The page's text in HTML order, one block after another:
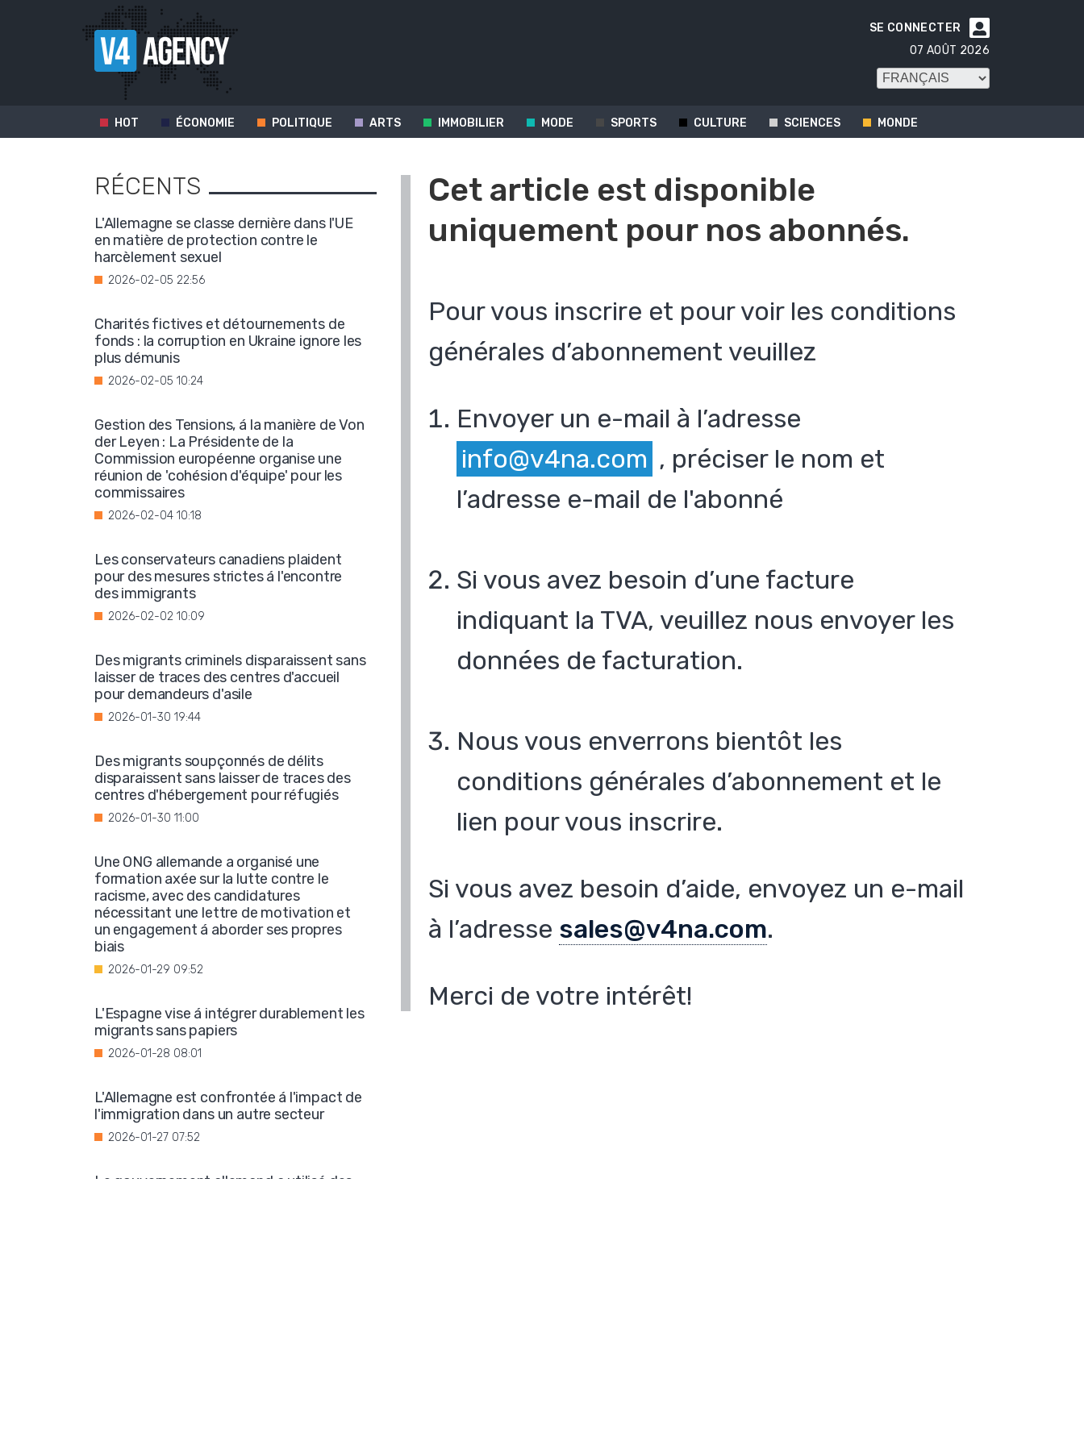

SE CONNECTER
07 AOÛT 2026
HOT ÉCONOMIE POLITIQUE ARTS IMMOBILIER MODE SPORTS CULTURE SCIENCES MONDE
Cet article est disponible
uniquement pour nos abonnés.
Pour vous inscrire et pour voir les conditions
générales d’abonnement veuillez
Envoyer un e-mail à l’adresse
info@v4na.com , préciser le nom et
l’adresse e-mail de l'abonné
Si vous avez besoin d’une facture
indiquant la TVA, veuillez nous envoyer les
données de facturation.
Nous vous enverrons bientôt les
conditions générales d’abonnement et le
lien pour vous inscrire.
Si vous avez besoin d’aide, envoyez un e-mail
à l’adresse sales@v4na.com.
Merci de votre intérêt!
RÉCENTS
L'Allemagne se classe dernière dans l'UE
en matière de protection contre le
harcèlement sexuel
2026-02-05 22:56
Charités fictives et détournements de
fonds : la corruption en Ukraine ignore les
plus démunis
2026-02-05 10:24
Gestion des Tensions, á la manière de Von
der Leyen : La Présidente de la
Commission européenne organise une
réunion de 'cohésion d'équipe' pour les
commissaires
2026-02-04 10:18
Les conservateurs canadiens plaident
pour des mesures strictes á l'encontre
des immigrants
2026-02-02 10:09
Des migrants criminels disparaissent sans
laisser de traces des centres d'accueil
pour demandeurs d'asile
2026-01-30 19:44
Des migrants soupçonnés de délits
disparaissent sans laisser de traces des
centres d'hébergement pour réfugiés
2026-01-30 11:00
Une ONG allemande a organisé une
formation axée sur la lutte contre le
racisme, avec des candidatures
nécessitant une lettre de motivation et
un engagement á aborder ses propres
biais
2026-01-29 09:52
L'Espagne vise á intégrer durablement les
migrants sans papiers
2026-01-28 08:01
L'Allemagne est confrontée á l'impact de
l'immigration dans un autre secteur
2026-01-27 07:52
Le gouvernement allemand a utilisé des